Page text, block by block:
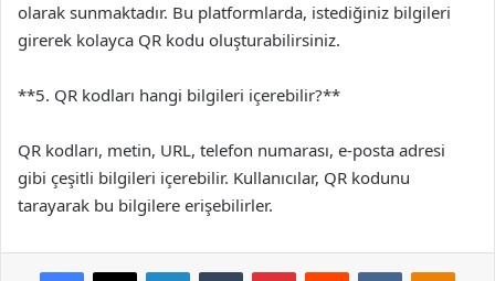
olarak sunmaktadır. Bu platformlarda, istediğiniz bilgileri
girerek kolayca QR kodu oluşturabilirsiniz.
**5. QR kodları hangi bilgileri içerebilir?**
QR kodları, metin, URL, telefon numarası, e-posta adresi
gibi çeşitli bilgileri içerebilir. Kullanıcılar, QR kodunu
tarayarak bu bilgilere erişebilirler.
Facebook
X LinkedInTumblr PinterestReddit VKontakte